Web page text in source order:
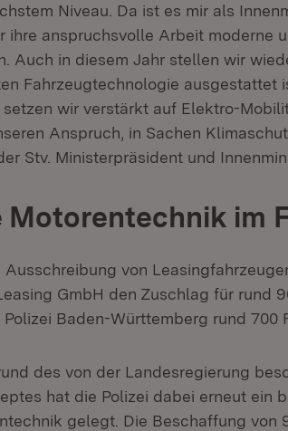
Niveau. Da ist es mir als
ihre anspruchsvolle Arbeit moderne
Auch in diesem Jahr stellen wir
Fahrzeugtechnologie ausgestattet
wir verstärkt auf Elektro-
Anspruch, in Sachen
Stv. Ministerpräsident und
Motorentechnik im
von
GmbH den Zuschlag für rund
Baden-Württemberg rund 700
des von der Landesregierung
hat die Polizei dabei erneut ein
gelegt. Die Beschaffung von